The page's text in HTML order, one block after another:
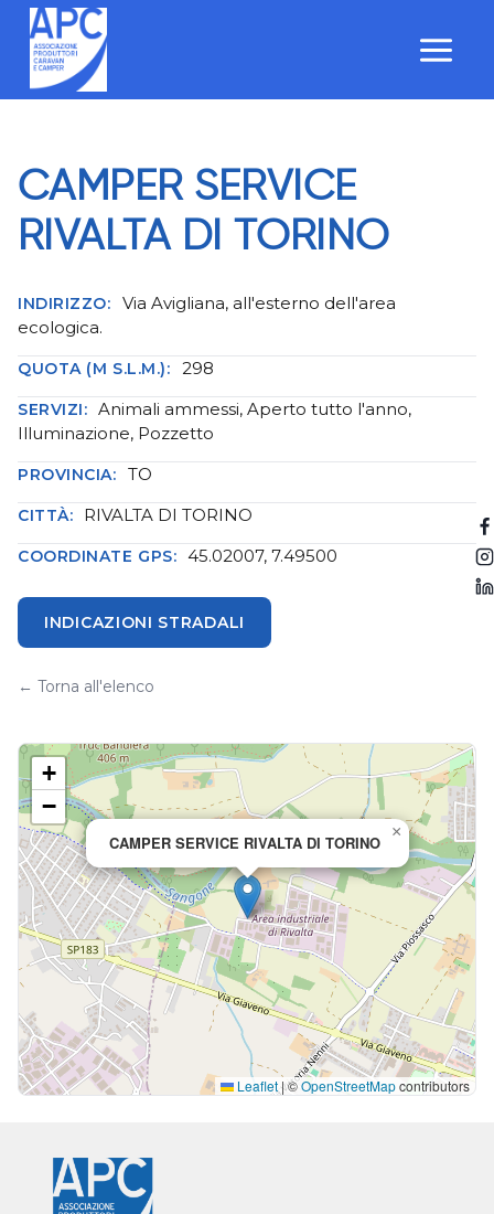
Salta
contenuto
CAMPER SERVICE
RIVALTA DI TORINO
INDIRIZZO:
Via Avigliana, all'esterno dell'area
ecologica.
QUOTA (M S.L.M.): 298
SERVIZI: Animali ammessi, Aperto tutto l'anno,
Illuminazione, Pozzetto
PROVINCIA: TO
CITTÀ: RIVALTA DI TORINO
COORDINATE GPS: 45.02007, 7.49500
INDICAZIONI STRADALI
← Torna all'elenco
CAMPER SERVICE RIVALTA DI TORINO
×
+
−
Leaflet|©OpenStreetMapcontributors